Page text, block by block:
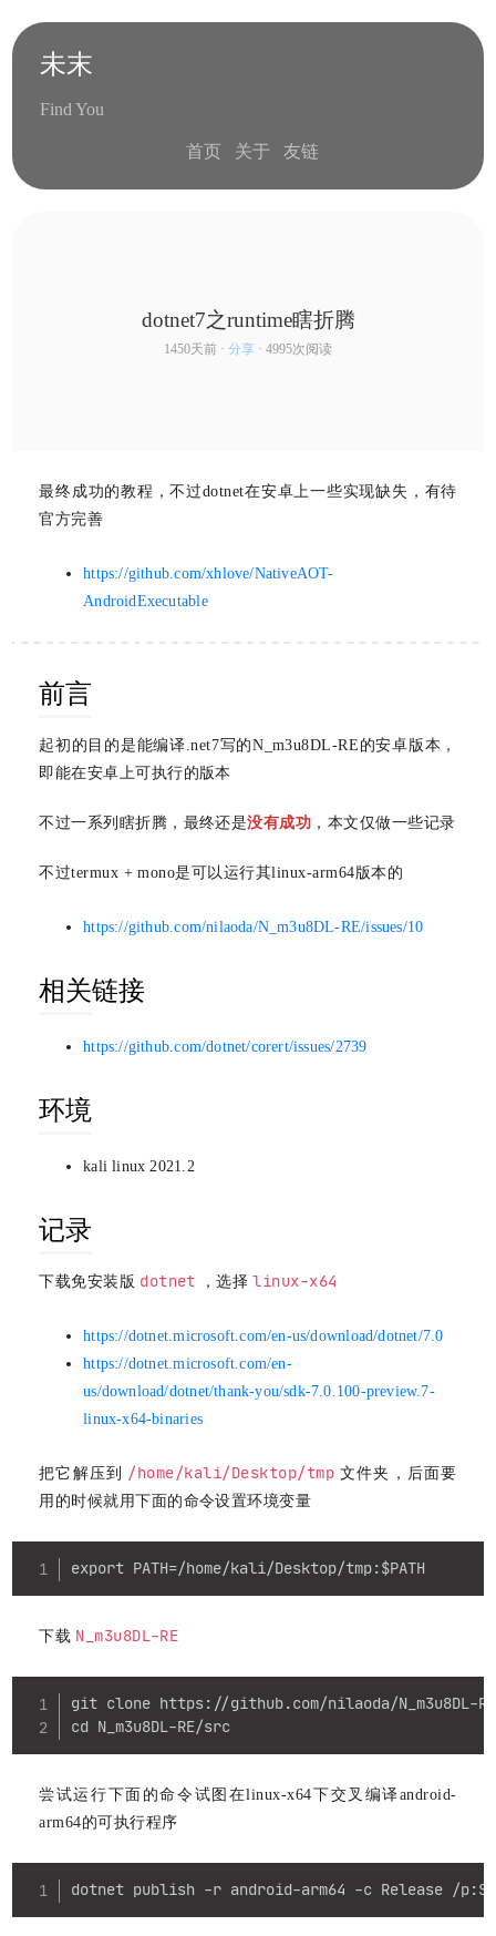
未末
Find You
首页 关于 友链
dotnet7之runtime瞎折腾
1450天前 · 分享 · 4995次阅读
最终成功的教程，不过dotnet在安卓上一些实现缺失，有待
官方完善
https://github.com/xhlove/NativeAOT-
AndroidExecutable
前言
起初的目的是能编译.net7写的N_m3u8DL-RE的安卓版本，
即能在安卓上可执行的版本
不过一系列瞎折腾，最终还是没有成功 ，本文仅做一些记录
不过termux + mono是可以运行其linux-arm64版本的
https://github.com/nilaoda/N_m3u8DL-RE/issues/10
相关链接
https://github.com/dotnet/corert/issues/2739
环境
kali linux 2021.2
记录
下载免安装版 dotnet ，选择 linux-x64
https://dotnet.microsoft.com/en-us/download/dotnet/7.0
https://dotnet.microsoft.com/en-
us/download/dotnet/thank-you/sdk-7.0.100-preview.7-
linux-x64-binaries
把它解压到 /home/kali/Desktop/tmp 文件夹，后面要
用的时候就用下面的命令设置环境变量
export PATH=/home/kali/Desktop/tmp:$PATH
下载 N_m3u8DL-RE
git clone https://github.com/nilaoda/N_m3u8DL-RE
cd N_m3u8DL-RE/src
尝试运行下面的命令试图在linux-x64下交叉编译android-
arm64的可执行程序
dotnet publish -r android-arm64 -c Release /